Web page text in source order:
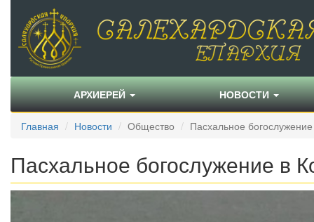
АРХИЕРЕЙ НОВОСТИ
Главная Новости Общество Пасхальное
Пасхальное богослужение в